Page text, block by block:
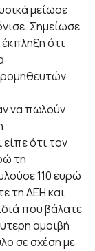
μείωσε
Σημείωσε
ότι
να πωλούν
ότι τον
τη
110 ευρώ
τη ΔΕΗ και
που βάλατε
αμοιβή
σε σχέση με